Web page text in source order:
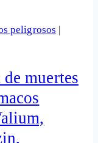
peligrosos |
muertes